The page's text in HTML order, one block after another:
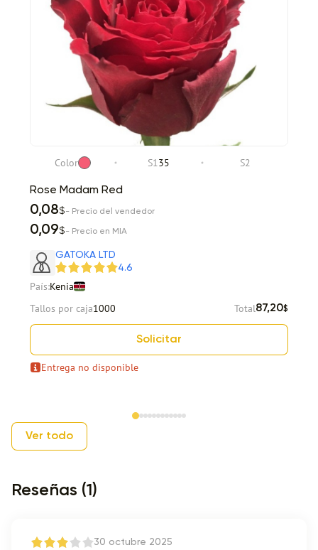
Color S135 S2
Rose Madam Red
0,08$- Precio del vendedor
0,09$- Precio en MIA
GATOKA LTD
4.6
País:Kenia
Tallos por caja1000 Total87,20$
Solicitar
Entrega no disponible
Item 1 of 12
Ver todo
Reseñas (1)
30 octubre 2025